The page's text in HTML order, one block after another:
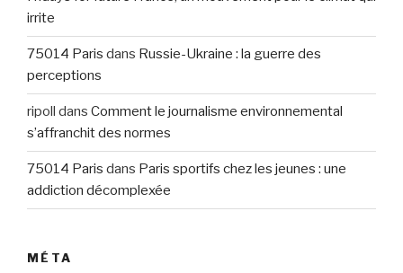
irrite
75014 Paris dans Russie-Ukraine : la guerre des
perceptions
ripoll dans Comment le journalisme environnemental
s’affranchit des normes
75014 Paris dans Paris sportifs chez les jeunes : une
addiction décomplexée
MÉTA